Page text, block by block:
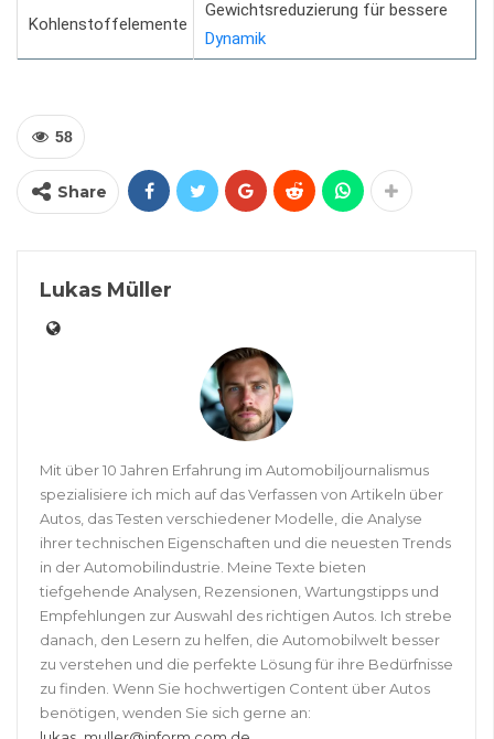
Kohlenstoffelemente
Gewichtsreduzierung für bessere
Dynamik
58
Share
Lukas Müller
Mit über 10 Jahren Erfahrung im Automobiljournalismus
spezialisiere ich mich auf das Verfassen von Artikeln über
Autos, das Testen verschiedener Modelle, die Analyse
ihrer technischen Eigenschaften und die neuesten Trends
in der Automobilindustrie. Meine Texte bieten
tiefgehende Analysen, Rezensionen, Wartungstipps und
Empfehlungen zur Auswahl des richtigen Autos. Ich strebe
danach, den Lesern zu helfen, die Automobilwelt besser
zu verstehen und die perfekte Lösung für ihre Bedürfnisse
zu finden. Wenn Sie hochwertigen Content über Autos
benötigen, wenden Sie sich gerne an: